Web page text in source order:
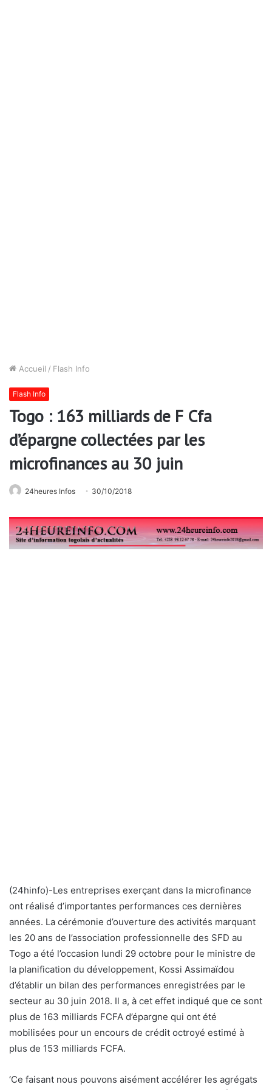
Accueil / Flash Info
Flash Info
Togo : 163 milliards de F Cfa
d’épargne collectées par les
microfinances au 30 juin
24heures Infos 30/10/2018
(24hinfo)-Les entreprises exerçant dans la microfinance
ont réalisé d’importantes performances ces dernières
années. La cérémonie d’ouverture des activités marquant
les 20 ans de l’association professionnelle des SFD au
Togo a été l’occasion lundi 29 octobre pour le ministre de
la planification du développement, Kossi Assimaïdou
d’établir un bilan des performances enregistrées par le
secteur au 30 juin 2018. Il a, à cet effet indiqué que ce sont
plus de 163 milliards FCFA d’épargne qui ont été
mobilisées pour un encours de crédit octroyé estimé à
plus de 153 milliards FCFA.
‘Ce faisant nous pouvons aisément accélérer les agrégats